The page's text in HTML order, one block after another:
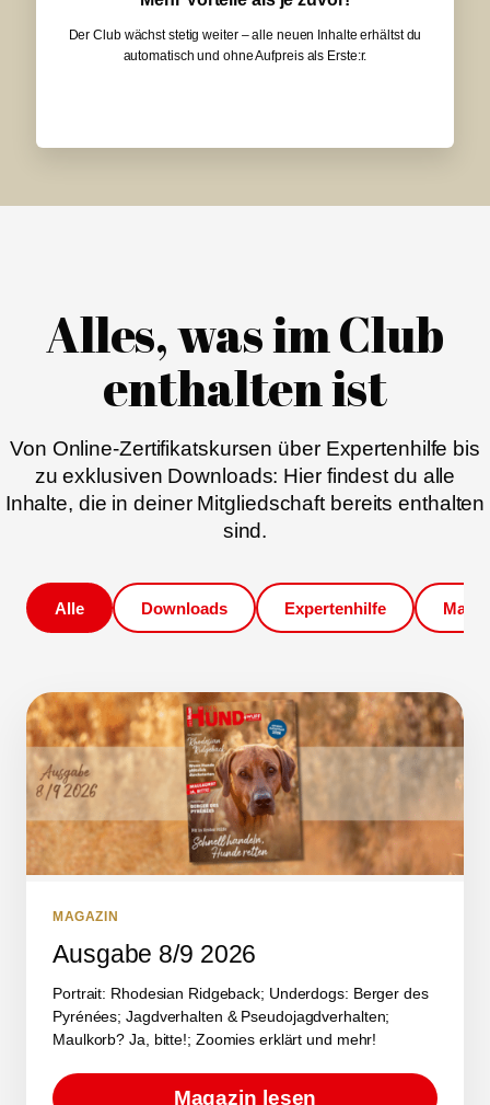
Der Club wächst stetig weiter – alle neuen Inhalte erhältst du
automatisch und ohne Aufpreis als Erste:r.
Alles, was im Club
enthalten ist
Von Online-Zertifikatskursen über Expertenhilfe bis
zu exklusiven Downloads: Hier findest du alle
Inhalte, die in deiner Mitgliedschaft bereits enthalten
sind.
Alle Downloads Expertenhilfe
MAGAZIN
Ausgabe 8/9 2026
Portrait: Rhodesian Ridgeback; Underdogs: Berger des
Pyrénées; Jagdverhalten & Pseudojagdverhalten;
Maulkorb? Ja, bitte!; Zoomies erklärt und mehr!
Magazin lesen